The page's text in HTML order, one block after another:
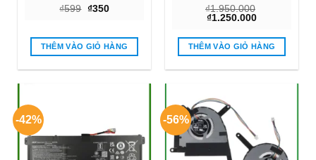
₫599 Giá
₫599.
₫350Giá
là:
₫350.
THÊM VÀO GIỎ HÀNG
₫1.950.000
Giá
là:
₫1.950.000.
₫1.250.000Giá
tại
là:
₫1.250.000.
THÊM VÀO GIỎ HÀNG
-42% -56%